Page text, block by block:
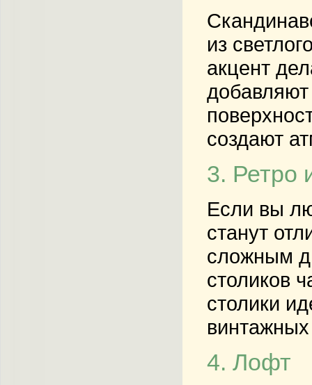
из
акцент
создают
3. Ретро
Если вы
станут
сложным
столиков
столики
4. Лофт